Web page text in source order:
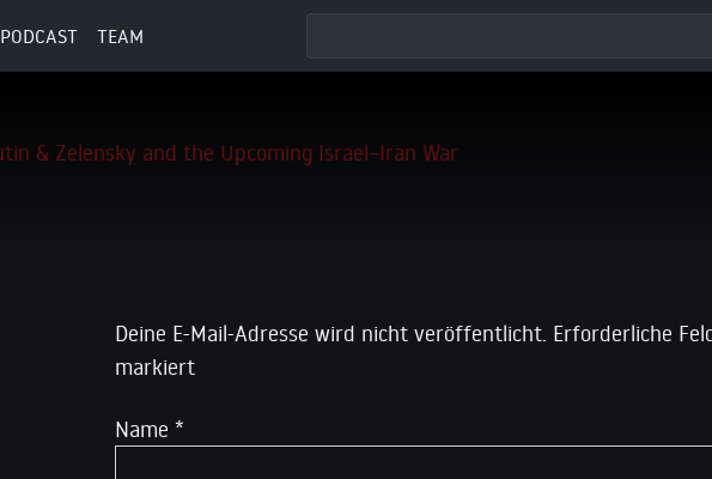
PODCAST TEAM
Deine E-Mail-Adresse wird nicht veröffentlicht. Erforderliche
markiert
Name *